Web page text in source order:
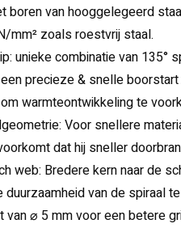
boren van hooggelegeerd
mm² zoals roestvrij staal.
unieke combinatie van 135°
precieze & snelle
warmteontwikkeling te
Voor snellere
dat hij sneller
web: Bredere kern naar de
van de spiraal
van ⌀ 5 mm voor een betere